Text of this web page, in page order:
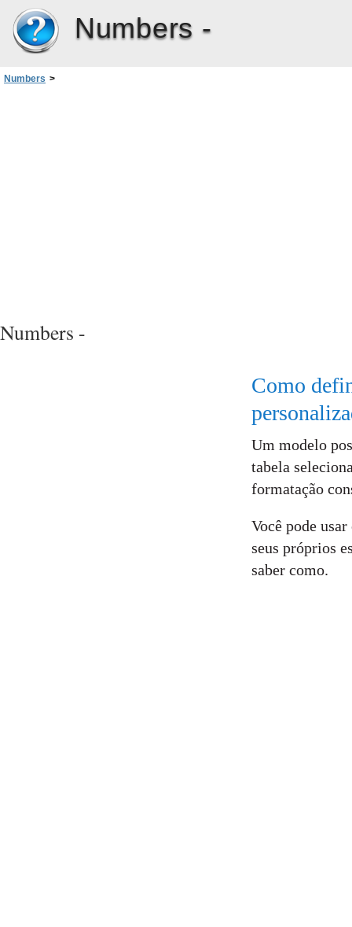
Numbers -
Numbers >
Numbers -
Como
Um modelo
tabela
formatação
Você pode
seus próprios
saber como.